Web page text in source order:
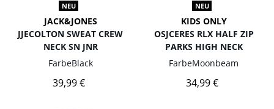
NEU
JACK&JONES
JJECOLTON SWEAT CREW
NECK SN JNR
FarbeBlack
39,99 €
NEU
KIDS ONLY
OSJCERES RLX HALF ZIP
PARKS HIGH NECK
FarbeMoonbeam
34,99 €